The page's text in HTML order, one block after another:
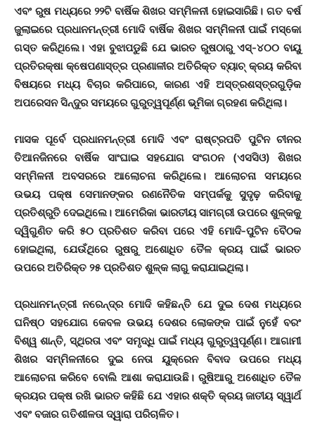
ଏବଂ ରୁଷ ମଧ୍ୟରେ ୨୨ଟି ବାର୍ଷିକ ଶିଖର ସମ୍ମିଳନୀ ହୋଇସାରିଛି। ଗତ ବର୍ଷ
ଜୁଲାଇରେ ପ୍ରଧାନମନ୍ତ୍ରୀ ମୋଦି ବାର୍ଷିକ ଶିଖର ସମ୍ମିଳନୀ ପାଇଁ ମସ୍କୋ
ଗସ୍ତ କରିଥିଲେ। ଏହା ବୁଝାପଡୁଛି ଯେ ଭାରତ ରୁଷଠାରୁ ଏସ୍-୪୦୦ ବାୟୁ
ପ୍ରତିରକ୍ଷା କ୍ଷେପଣାସ୍ତ୍ର ପ୍ରଣାଳୀର ଅତିରିକ୍ତ ବ୍ୟାଚ୍ କ୍ରୟ କରିବା
ବିଷୟରେ ମଧ୍ୟ ବିଚାର କରିପାରେ, କାରଣ ଏହି ଅସ୍ତ୍ରଶସ୍ତ୍ରଗୁଡ଼ିକ
ଅପରେସନ ସିନ୍ଦୁର ସମୟରେ ଗୁରୁତ୍ୱପୂର୍ଣ୍ଣ ଭୂମିକା ଗ୍ରହଣ କରିଥିଲା।
ମାସକ ପୂର୍ବେ ପ୍ରଧାନମନ୍ତ୍ରୀ ମୋଦି ଏବଂ ରାଷ୍ଟ୍ରପତି ପୁଟିନ ଚୀନର
ତିଆନଜିନରେ ବାର୍ଷିକ ସାଂଘାଇ ସହଯୋଗ ସଂଗଠନ (ଏସସିଓ) ଶିଖର
ସମ୍ମିଳନୀ ଅବସରରେ ଆଲୋଚନା କରିଥିଲେ। ଆଲୋଚନା ସମୟରେ
ଉଭୟ ପକ୍ଷ ସେମାନଙ୍କର ରଣନୈତିକ ସମ୍ପର୍କକୁ ସୁଦୃଢ଼ ​​କରିବାକୁ
ପ୍ରତିଶ୍ରୁତି ଦେଇଥିଲେ। ଆମେରିକା ଭାରତୀୟ ସାମଗ୍ରୀ ଉପରେ ଶୁଳ୍କକୁ
ଦ୍ୱିଗୁଣିତ କରି ୫୦ ପ୍ରତିଶତ କରିବା ପରେ ଏହି ମୋଦି-ପୁଟିନ ବୈଠକ
ହୋଇଥିଲା, ଯେଉଁଥିରେ ରୁଷରୁ ଅଶୋଧିତ ତୈଳ କ୍ରୟ ପାଇଁ ଭାରତ
ଉପରେ ଅତିରିକ୍ତ ୨୫ ପ୍ରତିଶତ ଶୁଳ୍କ ଲାଗୁ କରାଯାଇଥିଲା।
ପ୍ରଧାନମନ୍ତ୍ରୀ ନରେନ୍ଦ୍ର ମୋଦି କହିଛନ୍ତି ଯେ ଦୁଇ ଦେଶ ମଧ୍ୟରେ
ଘନିଷ୍ଠ ସହଯୋଗ କେବଳ ଉଭୟ ଦେଶର ଲୋକଙ୍କ ପାଇଁ ନୁହେଁ ବରଂ
ବିଶ୍ୱ ଶାନ୍ତି, ସ୍ଥିରତା ଏବଂ ସମୃଦ୍ଧି ପାଇଁ ମଧ୍ୟ ଗୁରୁତ୍ୱପୂର୍ଣ୍ଣ। ଆଗାମୀ
ଶିଖର ସମ୍ମିଳନୀରେ ଦୁଇ ନେତା ୟୁକ୍ରେନ ବିବାଦ ଉପରେ ମଧ୍ୟ
ଆଲୋଚନା କରିବେ ବୋଲି ଆଶା କରାଯାଉଛି। ରୁଷିଆରୁ ଅଶୋଧିତ ତୈଳ
କ୍ରୟର ପକ୍ଷ ରଖି ଭାରତ କହିଛି ଯେ ଏହାର ଶକ୍ତି କ୍ରୟ ଜାତୀୟ ସ୍ୱାର୍ଥ
ଏବଂ ବଜାର ଗତିଶୀଳତା ଦ୍ୱାରା ପରିଚାଳିତ।